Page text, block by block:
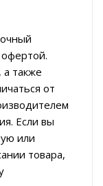
офертой.
а также
от
Если вы
или
товара,